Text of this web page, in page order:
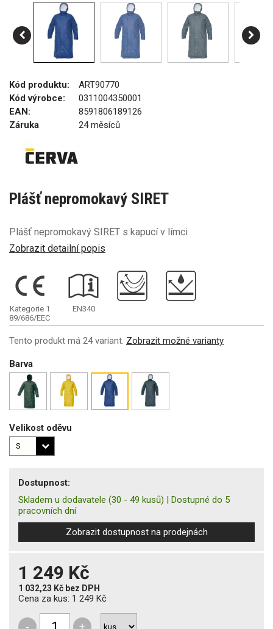
Kód produktu:
ART90770
Kód výrobce:
0311004350001
EAN:
8591806189126
Záruka
24 měsíců
Plášť nepromokavý SIRET
Plášť nepromokavý SIRET s kapucí v límci
Zobrazit detailní popis
Kategorie 1
89/686/EEC
EN340
Tento produkt má 24 variant. Zobrazit možné varianty
Barva
Velikost oděvu
Dostupnost:
Skladem u dodavatele (30 - 49 kusů) | Dostupné do 5
pracovních dní
Zobrazit dostupnost na prodejnách
1 249 Kč
1 032,23 Kč bez DPH
Cena za kus: 1 249 Kč